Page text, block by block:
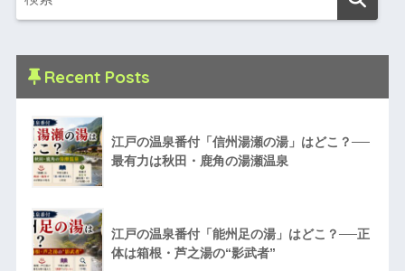
Recent Posts
江戸の温泉番付「信州湯瀬の湯」はどこ？──
最有力は秋田・鹿角の湯瀬温泉
江戸の温泉番付「能州足の湯」はどこ？──正
体は箱根・芦之湯の“影武者”